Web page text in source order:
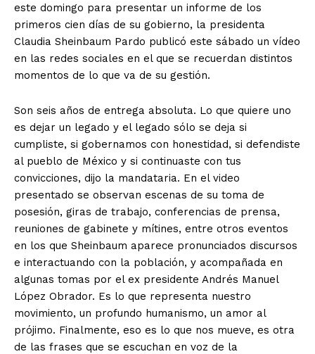
este domingo para presentar un informe de los
primeros cien días de su gobierno, la presidenta
Claudia Sheinbaum Pardo publicó este sábado un vídeo
en las redes sociales en el que se recuerdan distintos
momentos de lo que va de su gestión.
Son seis años de entrega absoluta. Lo que quiere uno
es dejar un legado y el legado sólo se deja si
cumpliste, si gobernamos con honestidad, si defendiste
al pueblo de México y si continuaste con tus
convicciones, dijo la mandataria. En el video
presentado se observan escenas de su toma de
posesión, giras de trabajo, conferencias de prensa,
reuniones de gabinete y mítines, entre otros eventos
en los que Sheinbaum aparece pronunciados discursos
e interactuando con la población, y acompañada en
algunas tomas por el ex presidente Andrés Manuel
López Obrador. Es lo que representa nuestro
movimiento, un profundo humanismo, un amor al
prójimo. Finalmente, eso es lo que nos mueve, es otra
de las frases que se escuchan en voz de la